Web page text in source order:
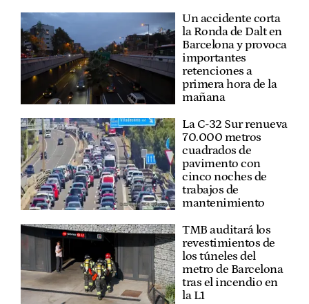
Un accidente corta
la Ronda de Dalt en
Barcelona y provoca
importantes
retenciones a
primera hora de la
mañana
La C-32 Sur renueva
70.000 metros
cuadrados de
pavimento con
cinco noches de
trabajos de
mantenimiento
TMB auditará los
revestimientos de
los túneles del
metro de Barcelona
tras el incendio en
la L1